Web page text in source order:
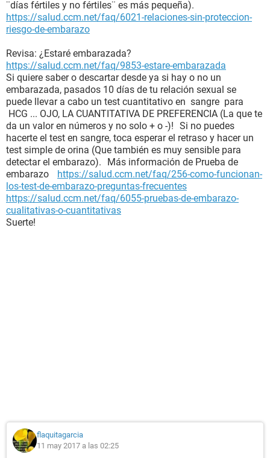
¨días fértiles y no fértiles¨ es más pequeña).
https://salud.ccm.net/faq/6021-relaciones-sin-proteccion-
riesgo-de-embarazo
Revisa: ¿Estaré embarazada?
https://salud.ccm.net/faq/9853-estare-embarazada
Si quiere saber o descartar desde ya si hay o no un
embarazada, pasados 10 días de tu relación sexual se
puede llevar a cabo un test cuantitativo en sangre para
HCG ... OJO, LA CUANTITATIVA DE PREFERENCIA (La que te
da un valor en números y no solo + o -)! Si no puedes
hacerte el test en sangre, toca esperar el retraso y hacer un
test simple de orina (Que también es muy sensible para
detectar el embarazo). Más información de Prueba de
embarazo https://salud.ccm.net/faq/256-como-funcionan-
los-test-de-embarazo-preguntas-frecuentes
https://salud.ccm.net/faq/6055-pruebas-de-embarazo-
cualitativas-o-cuantitativas
Suerte!
flaquitagarcia
11 may 2017 a las 02:25